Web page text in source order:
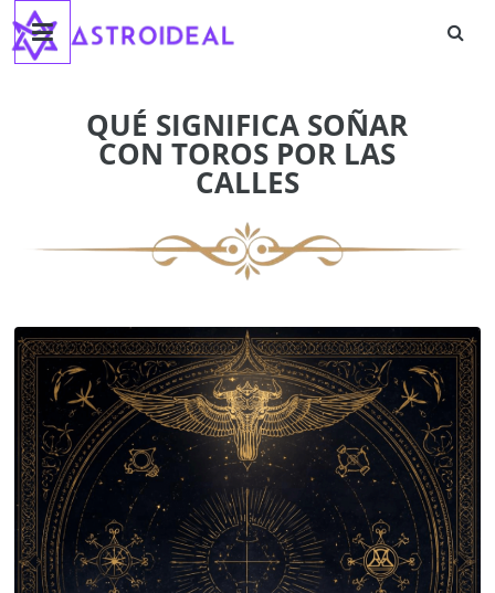
Saltar
contenido
Astroideal
QUÉ SIGNIFICA SOÑAR
CON TOROS POR LAS
CALLES